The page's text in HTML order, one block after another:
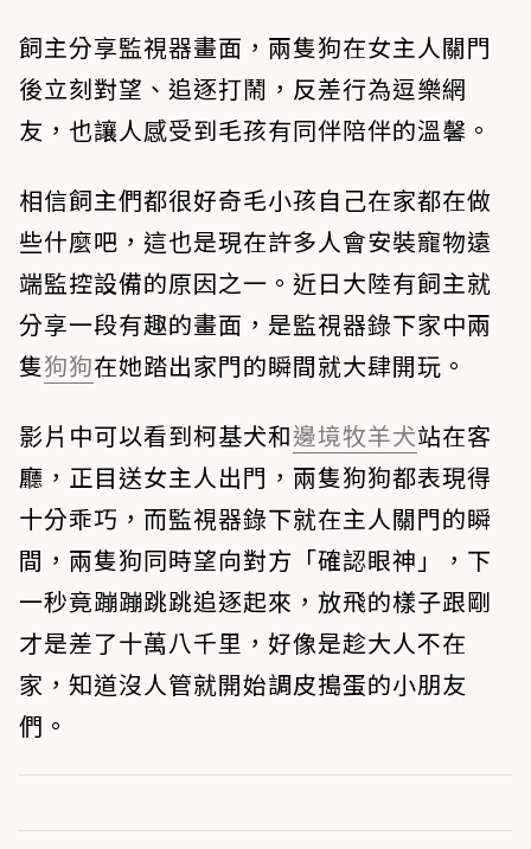
飼主分享監視器畫面，兩隻狗在女主人關門
後立刻對望、追逐打鬧，反差行為逗樂網
友，也讓人感受到毛孩有同伴陪伴的溫馨。
相信飼主們都很好奇毛小孩自己在家都在做
些什麼吧，這也是現在許多人會安裝寵物遠
端監控設備的原因之一。近日大陸有飼主就
分享一段有趣的畫面，是監視器錄下家中兩
隻狗狗在她踏出家門的瞬間就大肆開玩。
影片中可以看到柯基犬和邊境牧羊犬站在客
廳，正目送女主人出門，兩隻狗狗都表現得
十分乖巧，而監視器錄下就在主人關門的瞬
間，兩隻狗同時望向對方「確認眼神」，下
一秒竟蹦蹦跳跳追逐起來，放飛的樣子跟剛
才是差了十萬八千里，好像是趁大人不在
家，知道沒人管就開始調皮搗蛋的小朋友
們。